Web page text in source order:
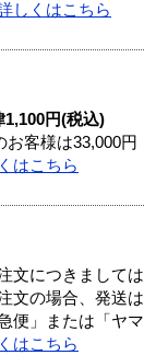
しくはこちら
1,100円(税込)
客様は33,000円
はこちら
文につきまして
文の場合、発送
便」または「ヤ
はこちら